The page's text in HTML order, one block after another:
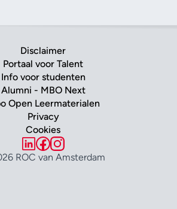
Disclaimer
Portaal voor Talent
Info voor studenten
Alumni - MBO Next
Open Leermaterialen
Privacy
Cookies
ROC van Amsterdam